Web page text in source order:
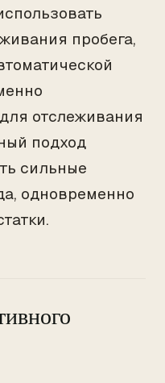
пробега,
отслеживания
подход
сильные
одновременно